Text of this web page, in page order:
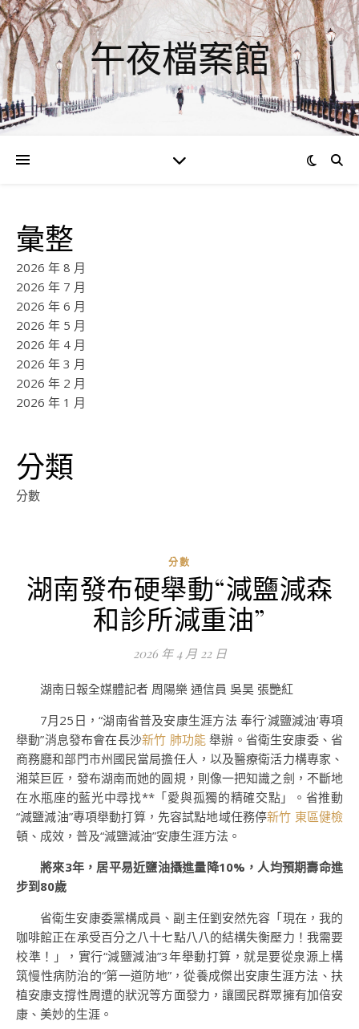
午夜檔案館
彙整
2026 年 8 月
2026 年 7 月
2026 年 6 月
2026 年 5 月
2026 年 4 月
2026 年 3 月
2026 年 2 月
2026 年 1 月
分類
分數
分數
湖南發布硬舉動“減鹽減森
和診所減重油”
2026 年 4 月 22 日
湖南日報全媒體記者 周陽樂 通信員 吳昊 張艷紅
7月25日，“湖南省普及安康生涯方法 奉行‘減鹽減油’專項
舉動”消息發布會在長沙新竹 肺功能舉辦。省衛生安康委、省
商務廳和部門市州國民當局擔任人，以及醫療衛活力構專家、
湘菜巨匠，發布湖南而她的圓規，則像一把知識之劍，不斷地
在水瓶座的藍光中尋找**「愛與孤獨的精確交點」。省推動
“減鹽減油”專項舉動打算，先容試點地域任務停新竹 東區健檢
頓、成效，普及“減鹽減油”安康生涯方法。
將來3年，居平易近鹽油攝進量降10%，人均預期壽命進
步到80歲
省衛生安康委黨構成員、副主任劉安然先容「現在，我的
咖啡館正在承受百分之八十七點八八的結構失衡壓力！我需要
校準！」，實行“減鹽減油”3年舉動打算，就是要從泉源上構
筑慢性病防治的“第一道防地”，從養成傑出安康生涯方法、扶
植安康支撐性周遭的狀況等方面發力，讓國民群眾擁有加倍安
康、美妙的生涯。